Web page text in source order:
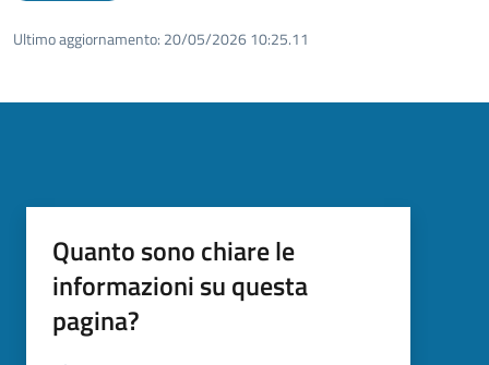
Ultimo aggiornamento: 20/05/2026 10:25.11
Quanto sono chiare le
informazioni su questa
pagina?